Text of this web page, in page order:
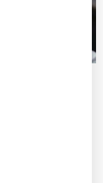
mit sich:
stoßen dabei
senken und Ihre